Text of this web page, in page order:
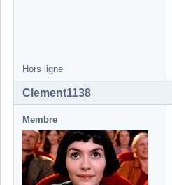
Hors ligne
Clement1138
Membre